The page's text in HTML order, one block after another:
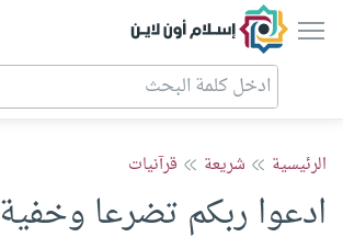
إسلام أون لاين
الرئيسية شريعة قرآنيات
ادعوا ربكم تضرعا وخفية